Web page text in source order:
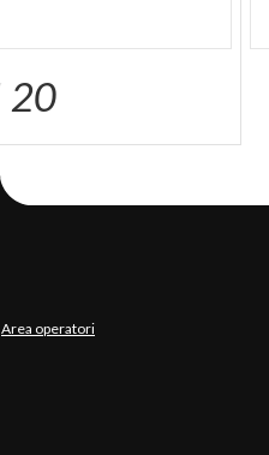
20
Area operatori